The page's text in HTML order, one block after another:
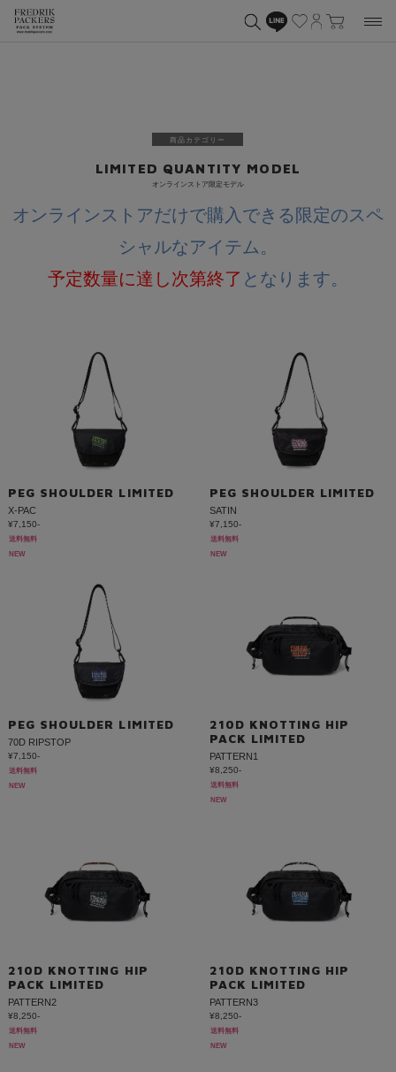
商品カテゴリー
LIMITED QUANTITY MODEL
オンラインストア限定モデル
オンラインストアだけで購入できる限定のスペ
シャルなアイテム。
予定数量に達し次第終了 となります。
PEG SHOULDER LIMITED
X-PAC
¥7,150-
送料無料
NEW
PEG SHOULDER LIMITED
SATIN
¥7,150-
送料無料
NEW
PEG SHOULDER LIMITED
70D RIPSTOP
¥7,150-
送料無料
NEW
210D KNOTTING HIP
PACK LIMITED
PATTERN1
¥8,250-
送料無料
NEW
210D KNOTTING HIP
PACK LIMITED
PATTERN2
¥8,250-
送料無料
NEW
210D KNOTTING HIP
PACK LIMITED
PATTERN3
¥8,250-
送料無料
NEW